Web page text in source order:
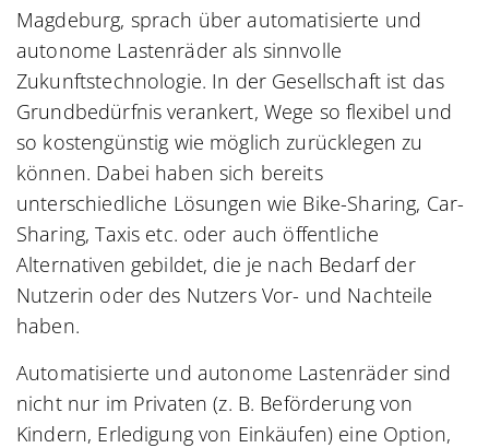
Magdeburg, sprach über automatisierte und
autonome Lastenräder als sinnvolle
Zukunftstechnologie. In der Gesellschaft ist das
Grundbedürfnis verankert, Wege so flexibel und
so kostengünstig wie möglich zurücklegen zu
können. Dabei haben sich bereits
unterschiedliche Lösungen wie Bike-Sharing, Car-
Sharing, Taxis etc. oder auch öffentliche
Alternativen gebildet, die je nach Bedarf der
Nutzerin oder des Nutzers Vor- und Nachteile
haben.
Automatisierte und autonome Lastenräder sind
nicht nur im Privaten (z. B. Beförderung von
Kindern, Erledigung von Einkäufen) eine Option,